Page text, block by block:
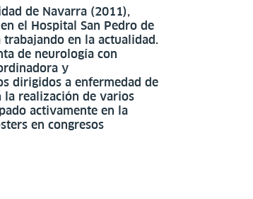
de Navarra (2011),
el Hospital San Pedro de
en la actualidad.
de neurología con
y
dirigidos a enfermedad de
la realización de varios
activamente en la
en congresos